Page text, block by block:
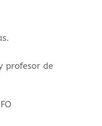
profesor de